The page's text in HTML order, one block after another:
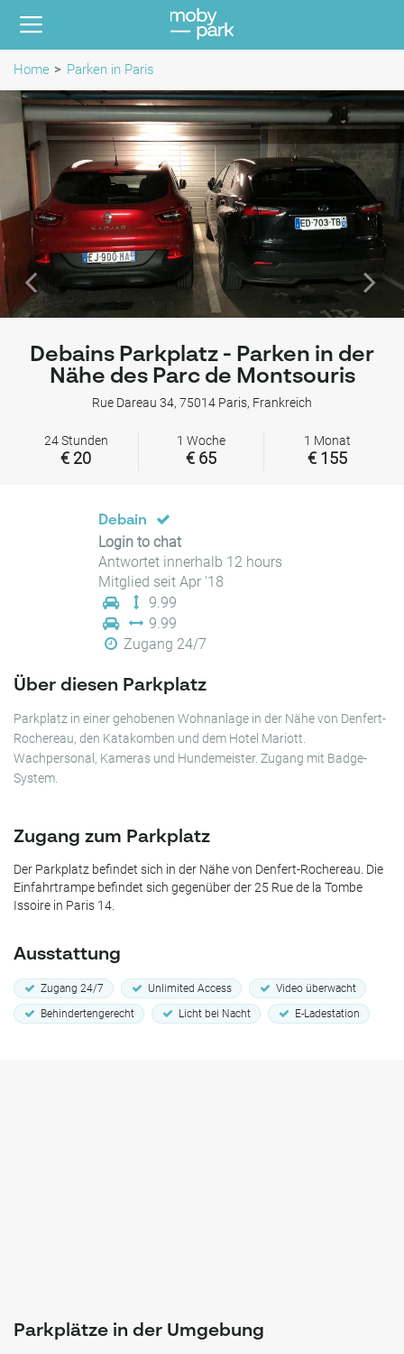
Home Parken in Paris
Debains Parkplatz - Parken in der
Nähe des Parc de Montsouris
Rue Dareau 34, 75014 Paris, Frankreich
24 Stunden
€ 20
1 Woche
€ 65
1 Monat
€ 155
Debain
Login to chat
Antwortet innerhalb 12 hours
Mitglied seit Apr '18
9.99
9.99
Zugang 24/7
Über diesen Parkplatz
Parkplatz in einer gehobenen Wohnanlage in der Nähe von Denfert-
Rochereau, den Katakomben und dem Hotel Mariott.
Wachpersonal, Kameras und Hundemeister. Zugang mit Badge-
System.
Zugang zum Parkplatz
Der Parkplatz befindet sich in der Nähe von Denfert-Rochereau. Die
Einfahrtrampe befindet sich gegenüber der 25 Rue de la Tombe
Issoire in Paris 14.
Ausstattung
Zugang 24/7 Unlimited Access
Video überwacht
Behindertengerecht
Licht bei Nacht E-Ladestation
Parkplätze in der Umgebung